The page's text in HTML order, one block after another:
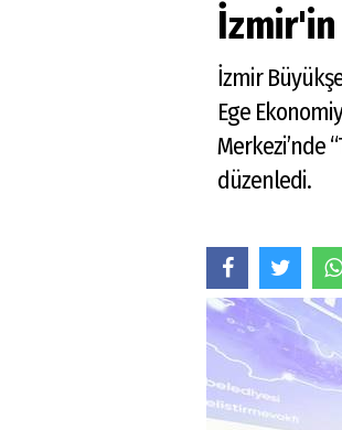
İzmir
Ege
Merkezi’nde
düzenledi.